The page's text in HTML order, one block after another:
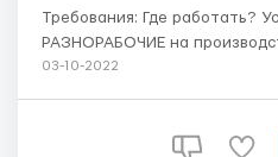
Требования: Где работать? Условия работы:
РАЗНОРАБОЧИЕ на
плит! Требования 🔻опыт работы в строительстве;
03-10-2022